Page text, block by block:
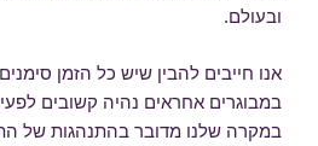
ובעולם.
אנו חייבים להבין שיש כל הזמן
במבוגרים אחראים נהיה קשובים
במקרה שלנו מדובר בהתנהגות של